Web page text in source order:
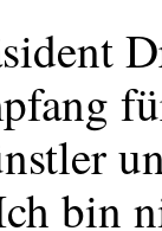
bin